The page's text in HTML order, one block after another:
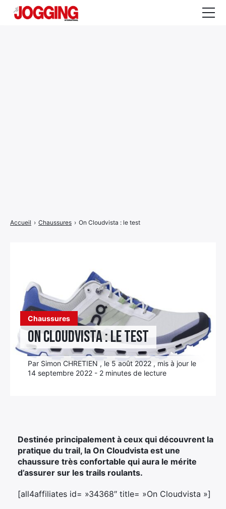
Chaussures
On Cloudvista : le test
Par Simon CHRETIEN , le 5 août 2022 , mis à jour le
14 septembre 2022 - 2 minutes de lecture
Accueil › Chaussures › On Cloudvista : le test
Destinée principalement à ceux qui découvrent la
pratique du trail, la On Cloudvista est une
chaussure très confortable qui aura le mérite
d’assurer sur les trails roulants.
[all4affiliates id= »34368″ title= »On Cloudvista »]